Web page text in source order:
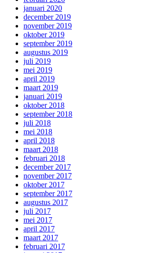
januari 2020
december 2019
november 2019
oktober 2019
september 2019
augustus 2019
juli 2019
mei 2019
april 2019
maart 2019
januari 2019
oktober 2018
september 2018
juli 2018
mei 2018
april 2018
maart 2018
februari 2018
december 2017
november 2017
oktober 2017
september 2017
augustus 2017
juli 2017
mei 2017
april 2017
maart 2017
februari 2017